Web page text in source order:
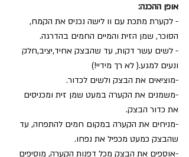
אופן ההכנה:
- לקערת מתכת עם וו לישה נכניס את הקמח,
הסוכר, שמן הזית והמיים החמים בהדרגה.
- לשים עשר דקות, עד שהבצק אחיד,יציב,חלק
ונעים למגע.( לא רך מידיי!)
-מוציאים את הבצק ולשים לכדור.
-משמנים את הקערה במעט שמן זית ומכניסים
את כדור הבצק.
-מניחים את הקערה במקום חמים להתפחה, עד
שהבצק כמעט מכפיל את נפחו.
-אוספים את הבצק מכל דפנות הקערה, מוסיפים